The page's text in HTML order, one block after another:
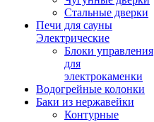
Стальные дверки
Печи для сауны
Электрические
Блоки управления
для
электрокаменки
Водогрейные колонки
Баки из нержавейки
Контурные